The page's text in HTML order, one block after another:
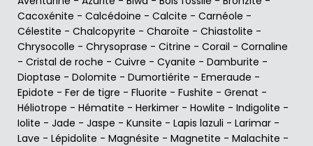
Cacoxénite - Calcédoine - Calcite - Carnéole -
Célestite - Chalcopyrite - Charoïte - Chiastolite -
Chrysocolle - Chrysoprase - Citrine - Corail - Cornaline
- Cristal de roche - Cuivre - Cyanite - Damburite -
Dioptase - Dolomite - Dumortiérite - Emeraude -
Epidote - Fer de tigre - Fluorite - Fushite - Grenat -
Héliotrope - Hématite - Herkimer - Howlite - Indigolite -
Iolite - Jade - Jaspe - Kunsite - Lapis lazuli - Larimar -
Lave - Lépidolite - Magnésite - Magnetite - Malachite -